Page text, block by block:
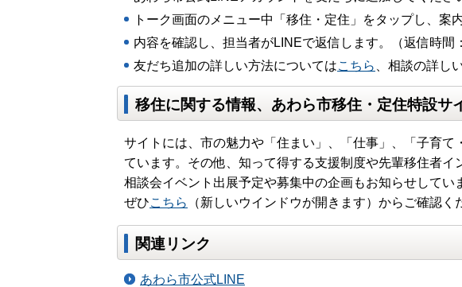
トーク画面のメニュー中「移住・定住」をタップし、案
内容を確認し、担当者がLINEで返信します。（返信時間
友だち追加の詳しい方法についてはこちら 、相談の詳し
移住に関する情報、あわら市移住・定住特設サ
サイトには、市の魅力や「住まい」、「仕事」、「子育
ています。その他、知って得する支援制度や先輩移住者イ
相談会イベント出展予定や募集中の企画もお知らせしてい
ぜひこちら （新しいウインドウが開きます）からご確認く
関連リンク
あわら市公式LINE